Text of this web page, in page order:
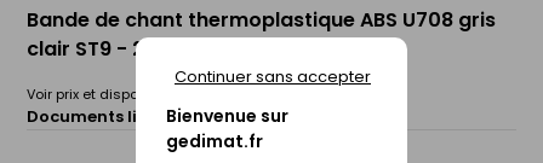
Bienvenue sur
gedimat.fr
Continuer sans accepter
Bande de chant thermoplastique ABS U708 gris
clair ST9 - 23x0,8mm rouleau de 75m
Voir prix et disponibilité en magasin
Documents liés : Fiche technique